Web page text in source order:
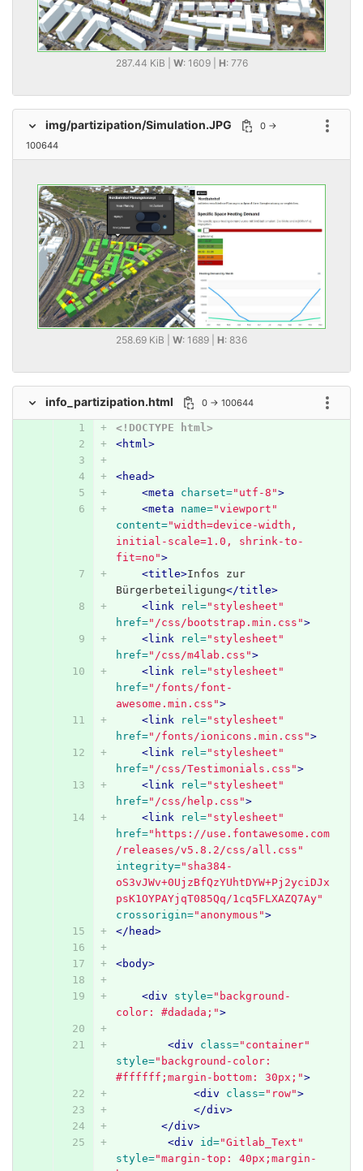
287.44 KiB | W: 1609 | H: 776
img/partizipation/Simulation.JPG
0 →
100644
258.69 KiB | W: 1689 | H: 836
info_partizipation.html 0 → 100644
<!DOCTYPE html>
<html>
<head>
<meta
charset="utf-8">
<meta
name="viewport"
content="width=device-width,
initial-scale=1.0, shrink-to-
fit=no">
<title>Infos zur
Bürgerbeteiligung</title>
<link
rel="stylesheet"
href="/css/bootstrap.min.css">
<link
rel="stylesheet"
href="/css/m4lab.css">
<link
rel="stylesheet"
href="/fonts/font-
awesome.min.css">
<link
rel="stylesheet"
href="/fonts/ionicons.min.css">
<link
rel="stylesheet"
href="/css/Testimonials.css">
<link
rel="stylesheet"
href="/css/help.css">
<link
rel="stylesheet"
href="https://use.fontawesome.com
/releases/v5.8.2/css/all.css"
integrity="sha384-
oS3vJWv+0UjzBfQzYUhtDYW+Pj2yciDJx
psK1OYPAYjqT085Qq/1cq5FLXAZQ7Ay"
crossorigin="anonymous">
</head>
<body>
<div style="background-
color: #dadada;">
<div class="container"
style="background-color:
#ffffff;margin-bottom: 30px;">
<div
class="row">
</div>
</div>
<div
id="Gitlab_Text"
style="margin-top: 40px;margin-